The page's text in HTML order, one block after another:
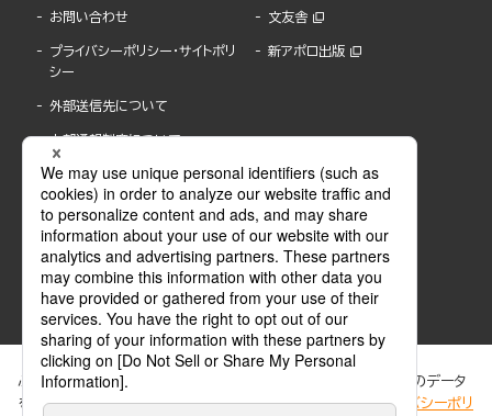
お問い合わせ
プライバシーポリシー・サイトポリ
シー
外部送信先について
内部通報制度について
文友舎
新アポロ出版
ぶんか社が運営するサイトでは、利便性向上のためにCookie等のデータ
を使用しています。 当社のCookieについての詳細は、「プライバシーポリ